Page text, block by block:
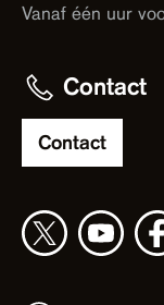
Vanaf één uur
Contact
Contact